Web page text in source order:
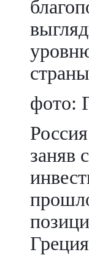
фото:
заняв